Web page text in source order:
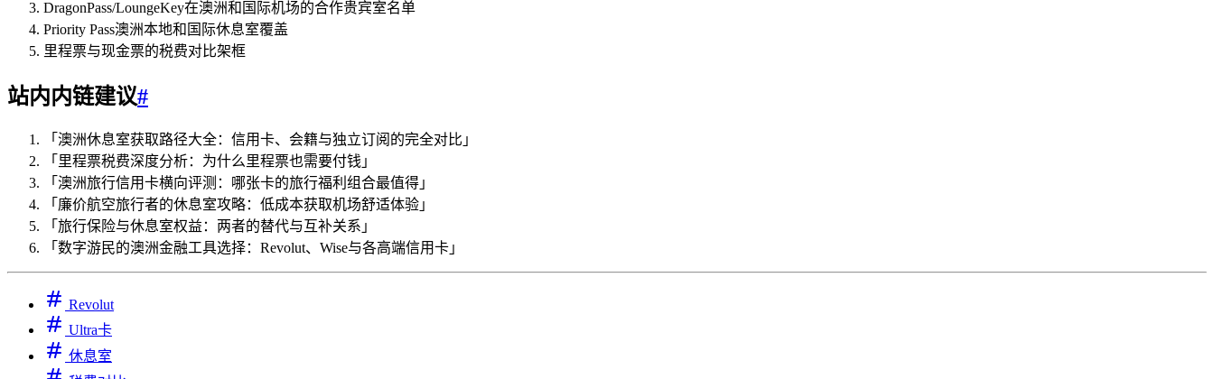
DragonPass/LoungeKey在澳洲和国际机场的合作贵宾室名单
Priority Pass澳洲本地和国际休息室覆盖
里程票与现金票的税费对比架框
站内内链建议#
「澳洲休息室获取路径大全：信用卡、会籍与独立订阅的完全对比」
「里程票税费深度分析：为什么里程票也需要付钱」
「澳洲旅行信用卡横向评测：哪张卡的旅行福利组合最值得」
「廉价航空旅行者的休息室攻略：低成本获取机场舒适体验」
「旅行保险与休息室权益：两者的替代与互补关系」
「数字游民的澳洲金融工具选择：Revolut、Wise与各高端信用卡」
Revolut
Ultra卡
休息室